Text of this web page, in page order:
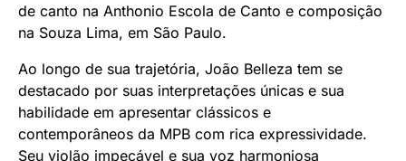
de canto na Anthonio Escola de Canto e composição
na Souza Lima, em São Paulo.
Ao longo de sua trajetória, João Belleza tem se
destacado por suas interpretações únicas e sua
habilidade em apresentar clássicos e
contemporâneos da MPB com rica expressividade.
Seu violão impecável e sua voz harmoniosa